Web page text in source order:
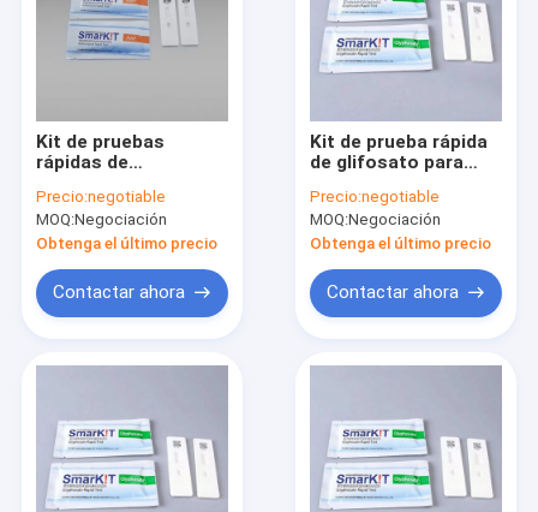
Kit de pruebas
rápidas de
tabaco, verduras y
granos.
Precio:negotiable
MOQ:Negociación
Obtenga el último precio
Contactar ahora
Kit de prueba rápida
de glifosato para
fruta | Detección de
residuos en el lugar
Precio:negotiable
MOQ:Negociación
Obtenga el último precio
Contactar ahora